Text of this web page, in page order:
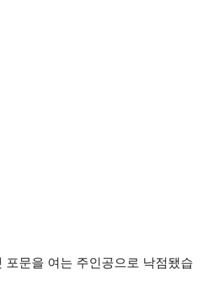
포문을 여는 주인공으로 낙점됐습